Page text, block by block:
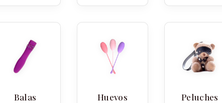
Balas
Huevos Peluches